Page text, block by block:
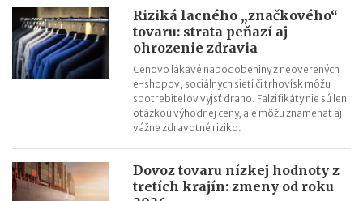
Výmaz organizačných zložiek, ktoré do 30. 9. 2021 nepotvrdia
svoje údaje v obchodnom registri
Povinný zápis rodného čísla a čísla občianskeho do obchodného
registra do 30.9.2021
Odmena likvidátora spoločnosti od 1.10.2020
Výhody vstupu spoločnosti do likvidácie do 30.9.2020 – čo
Riziká lacného „značkového“
tovaru: strata peňazí aj
ohrozenie zdravia
Cenovo lákavé napodobeniny z neoverených
e-shopov, sociálnych sietí či trhovísk môžu
spotrebiteľov vyjsť draho. Falzifikáty nie sú len
otázkou výhodnej ceny, ale môžu znamenať aj
vážne zdravotné riziko.
Dovoz tovaru nízkej hodnoty z
tretích krajín: zmeny od roku